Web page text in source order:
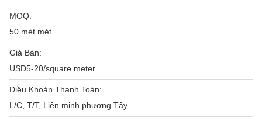
MOQ:
50 mét mét
Giá Bán:
USD5-20/square meter
Điều Khoản Thanh Toán:
L/C, T/T, Liên minh phương Tây